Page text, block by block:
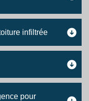
infiltrée
pour